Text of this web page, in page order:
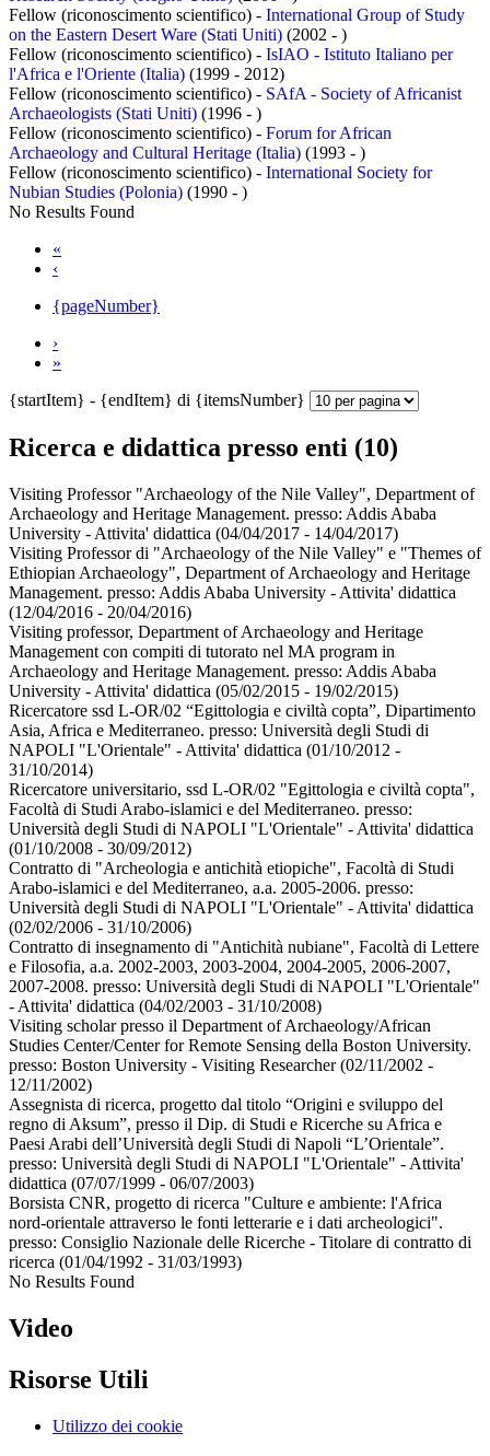
Fellow (riconoscimento scientifico) - International Group of Study
on the Eastern Desert Ware (Stati Uniti) (2002 - )
Fellow (riconoscimento scientifico) - IsIAO - Istituto Italiano per
l'Africa e l'Oriente (Italia) (1999 - 2012)
Fellow (riconoscimento scientifico) - SAfA - Society of Africanist
Archaeologists (Stati Uniti) (1996 - )
Fellow (riconoscimento scientifico) - Forum for African
Archaeology and Cultural Heritage (Italia) (1993 - )
Fellow (riconoscimento scientifico) - International Society for
Nubian Studies (Polonia) (1990 - )
No Results Found
«
‹
{pageNumber}
›
»
{startItem} - {endItem} di {itemsNumber}
Ricerca e didattica presso enti (10)
Visiting Professor "Archaeology of the Nile Valley", Department of
Archaeology and Heritage Management. presso: Addis Ababa
University - Attivita' didattica (04/04/2017 - 14/04/2017)
Visiting Professor di "Archaeology of the Nile Valley" e "Themes of
Ethiopian Archaeology", Department of Archaeology and Heritage
Management. presso: Addis Ababa University - Attivita' didattica
(12/04/2016 - 20/04/2016)
Visiting professor, Department of Archaeology and Heritage
Management con compiti di tutorato nel MA program in
Archaeology and Heritage Management. presso: Addis Ababa
University - Attivita' didattica (05/02/2015 - 19/02/2015)
Ricercatore ssd L-OR/02 “Egittologia e civiltà copta”, Dipartimento
Asia, Africa e Mediterraneo. presso: Università degli Studi di
NAPOLI "L'Orientale" - Attivita' didattica (01/10/2012 -
31/10/2014)
Ricercatore universitario, ssd L-OR/02 "Egittologia e civiltà copta",
Facoltà di Studi Arabo-islamici e del Mediterraneo. presso:
Università degli Studi di NAPOLI "L'Orientale" - Attivita' didattica
(01/10/2008 - 30/09/2012)
Contratto di "Archeologia e antichità etiopiche", Facoltà di Studi
Arabo-islamici e del Mediterraneo, a.a. 2005-2006. presso:
Università degli Studi di NAPOLI "L'Orientale" - Attivita' didattica
(02/02/2006 - 31/10/2006)
Contratto di insegnamento di "Antichità nubiane", Facoltà di Lettere
e Filosofia, a.a. 2002-2003, 2003-2004, 2004-2005, 2006-2007,
2007-2008. presso: Università degli Studi di NAPOLI "L'Orientale"
- Attivita' didattica (04/02/2003 - 31/10/2008)
Visiting scholar presso il Department of Archaeology/African
Studies Center/Center for Remote Sensing della Boston University.
presso: Boston University - Visiting Researcher (02/11/2002 -
12/11/2002)
Assegnista di ricerca, progetto dal titolo “Origini e sviluppo del
regno di Aksum”, presso il Dip. di Studi e Ricerche su Africa e
Paesi Arabi dell’Università degli Studi di Napoli “L’Orientale”.
presso: Università degli Studi di NAPOLI "L'Orientale" - Attivita'
didattica (07/07/1999 - 06/07/2003)
Borsista CNR, progetto di ricerca "Culture e ambiente: l'Africa
nord-orientale attraverso le fonti letterarie e i dati archeologici".
presso: Consiglio Nazionale delle Ricerche - Titolare di contratto di
ricerca (01/04/1992 - 31/03/1993)
No Results Found
Video
Risorse Utili
Utilizzo dei cookie